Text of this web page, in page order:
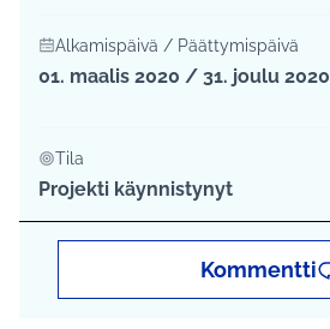
Alkamispäivä / Päättymispäivä
01. maalis 2020 / 31. joulu 2020
Tila
Projekti käynnistynyt
Kommentti